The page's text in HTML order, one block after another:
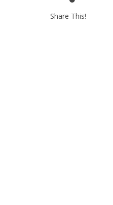
Share This!